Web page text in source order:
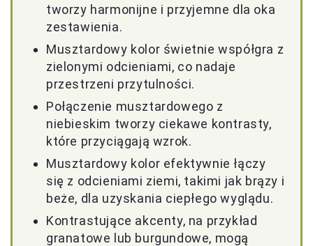
tworzy harmonijne i przyjemne dla oka
zestawienia.
Musztardowy kolor świetnie współgra z
zielonymi odcieniami, co nadaje
przestrzeni przytulności.
Połączenie musztardowego z
niebieskim tworzy ciekawe kontrasty,
które przyciągają wzrok.
Musztardowy kolor efektywnie łączy
się z odcieniami ziemi, takimi jak brązy i
beże, dla uzyskania ciepłego wyglądu.
Kontrastujące akcenty, na przykład
granatowe lub burgundowe, mogą